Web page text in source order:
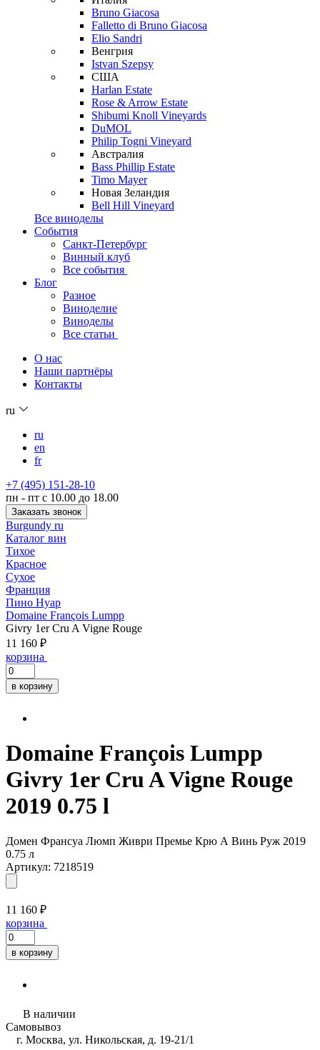
Bruno Giacosa
Falletto di Bruno Giacosa
Elio Sandri
Венгрия
Istvan Szepsy
США
Harlan Estate
Rose & Arrow Estate
Shibumi Knoll Vineyards
DuMOL
Philip Togni Vineyard
Австралия
Bass Phillip Estate
Timo Mayer
Новая Зеландия
Bell Hill Vineyard
Все виноделы
События
Санкт-Петербург
Винный клуб
Все события
Блог
Разное
Виноделие
Виноделы
Все статьи
О нас
Наши партнёры
Контакты
ru
ru
en
fr
+7 (495) 151-28-10
пн - пт с 10.00 до 18.00
Заказать звонок
Burgundy ru
Каталог вин
Тихое
Красное
Сухое
Франция
Пино Нуар
Domaine François Lumpp
Givry 1er Cru A Vigne Rouge
11 160 ₽
корзина
в корзину
Domaine François Lumpp
Givry 1er Cru A Vigne Rouge
2019 0.75 l
Домен Франсуа Люмп Живри Премье Крю А Винь Руж 2019
0.75 л
Артикул: 7218519
11 160 ₽
корзина
в корзину
В наличии
Самовывоз
г. Москва, ул. Никольская, д. 19-21/1